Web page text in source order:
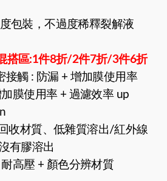
包裝，不過度稀釋裂解液
搭區:1件8折/2件7折/3件6折
觸 : 防漏 + 增加膜使用率
膜使用率 + 過濾效率 up
收材質、低雜質溶出/紅外線
有膠溶出
高壓 + 顏色分辨材質